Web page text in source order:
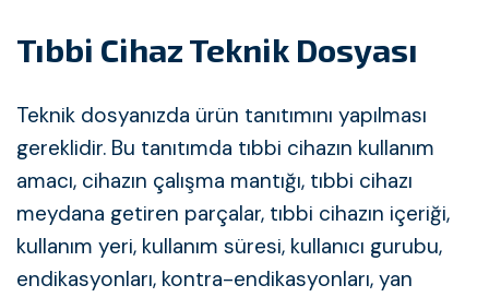
Tıbbi Cihaz Teknik Dosyası
Teknik dosyanızda ürün tanıtımını yapılması
gereklidir. Bu tanıtımda tıbbi cihazın kullanım
amacı, cihazın çalışma mantığı, tıbbi cihazı
meydana getiren parçalar, tıbbi cihazın içeriği,
kullanım yeri, kullanım süresi, kullanıcı gurubu,
endikasyonları, kontra-endikasyonları, yan